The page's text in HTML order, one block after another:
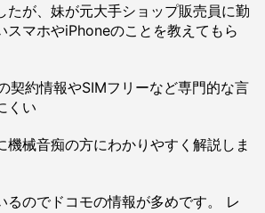
たが、妹が元大手ショップ販売員に勤
スマホやiPhoneのことを教えてもら
契約情報やSIMフリーなど専門的な言
くい
機械音痴の方にわかりやすく解説しま
るのでドコモの情報が多めです。 レ